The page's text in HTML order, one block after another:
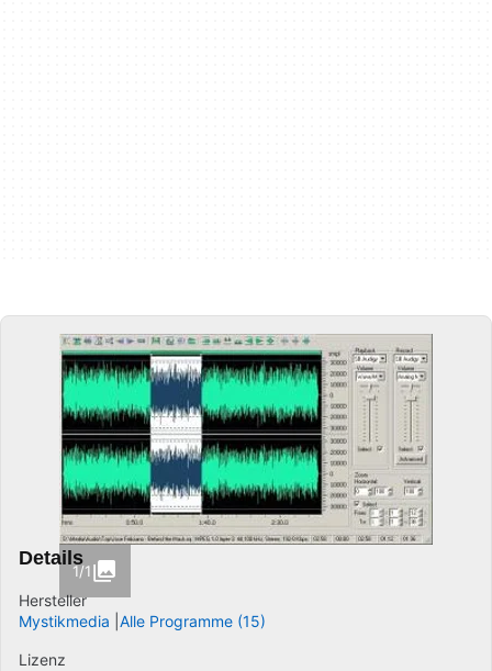
1/1
Details
Hersteller
Mystikmedia Alle Programme (15)
Lizenz